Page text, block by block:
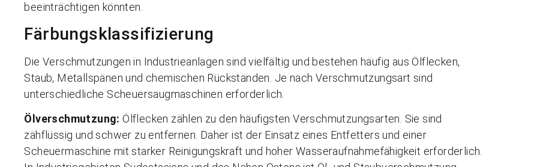
beeinträchtigen könnten.
Färbungsklassifizierung
Die Verschmutzungen in Industrieanlagen sind vielfältig und bestehen häufig aus Ölflecken,
Staub, Metallspänen und chemischen Rückständen. Je nach Verschmutzungsart sind
unterschiedliche Scheuersaugmaschinen erforderlich.
Ölverschmutzung:Ölflecken zählen zu den häufigsten Verschmutzungsarten. Sie sind
zähflüssig und schwer zu entfernen. Daher ist der Einsatz eines Entfetters und einer
Scheuermaschine mit starker Reinigungskraft und hoher Wasseraufnahmefähigkeit erforderlich.